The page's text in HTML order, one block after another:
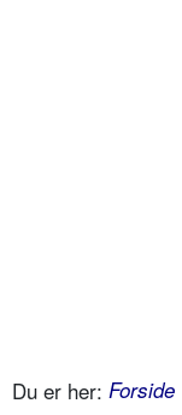
Du er her: Forside